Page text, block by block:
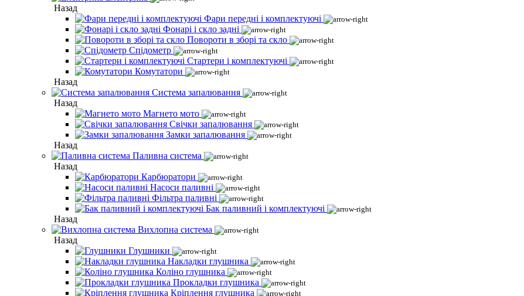
Назад
Фари передні і комплектуючі
Фонарі і скло задні
Повороти в зборі та скло
Спідометр
Стартери і комплектуючі
Комутатори
Назад
Система запалювання
Назад
Магнето мото
Свічки запалювання
Замки запалювання
Назад
Паливна система
Назад
Карбюратори
Насоси паливні
Фільтра паливні
Бак паливний і комплектуючі
Назад
Вихлопна система
Назад
Глушники
Накладки глушника
Коліно глушника
Прокладки глушника
Кріплення глушника